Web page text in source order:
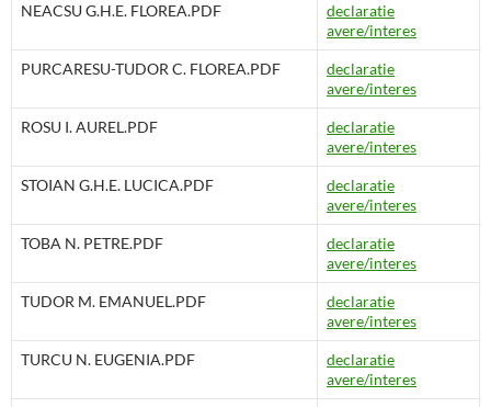
NEACSU G.H.E. FLOREA.PDF
declaratie
avere/interes
PURCARESU-TUDOR C. FLOREA.PDF
declaratie
avere/interes
ROSU I. AUREL.PDF
declaratie
avere/interes
STOIAN G.H.E. LUCICA.PDF
declaratie
avere/interes
TOBA N. PETRE.PDF
declaratie
avere/interes
TUDOR M. EMANUEL.PDF
declaratie
avere/interes
TURCU N. EUGENIA.PDF
declaratie
avere/interes